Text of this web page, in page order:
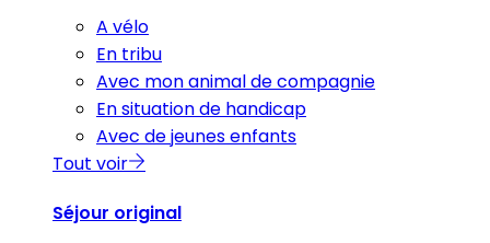
A vélo
En tribu
Avec mon animal de compagnie
En situation de handicap
Avec de jeunes enfants
Tout voir
Séjour original